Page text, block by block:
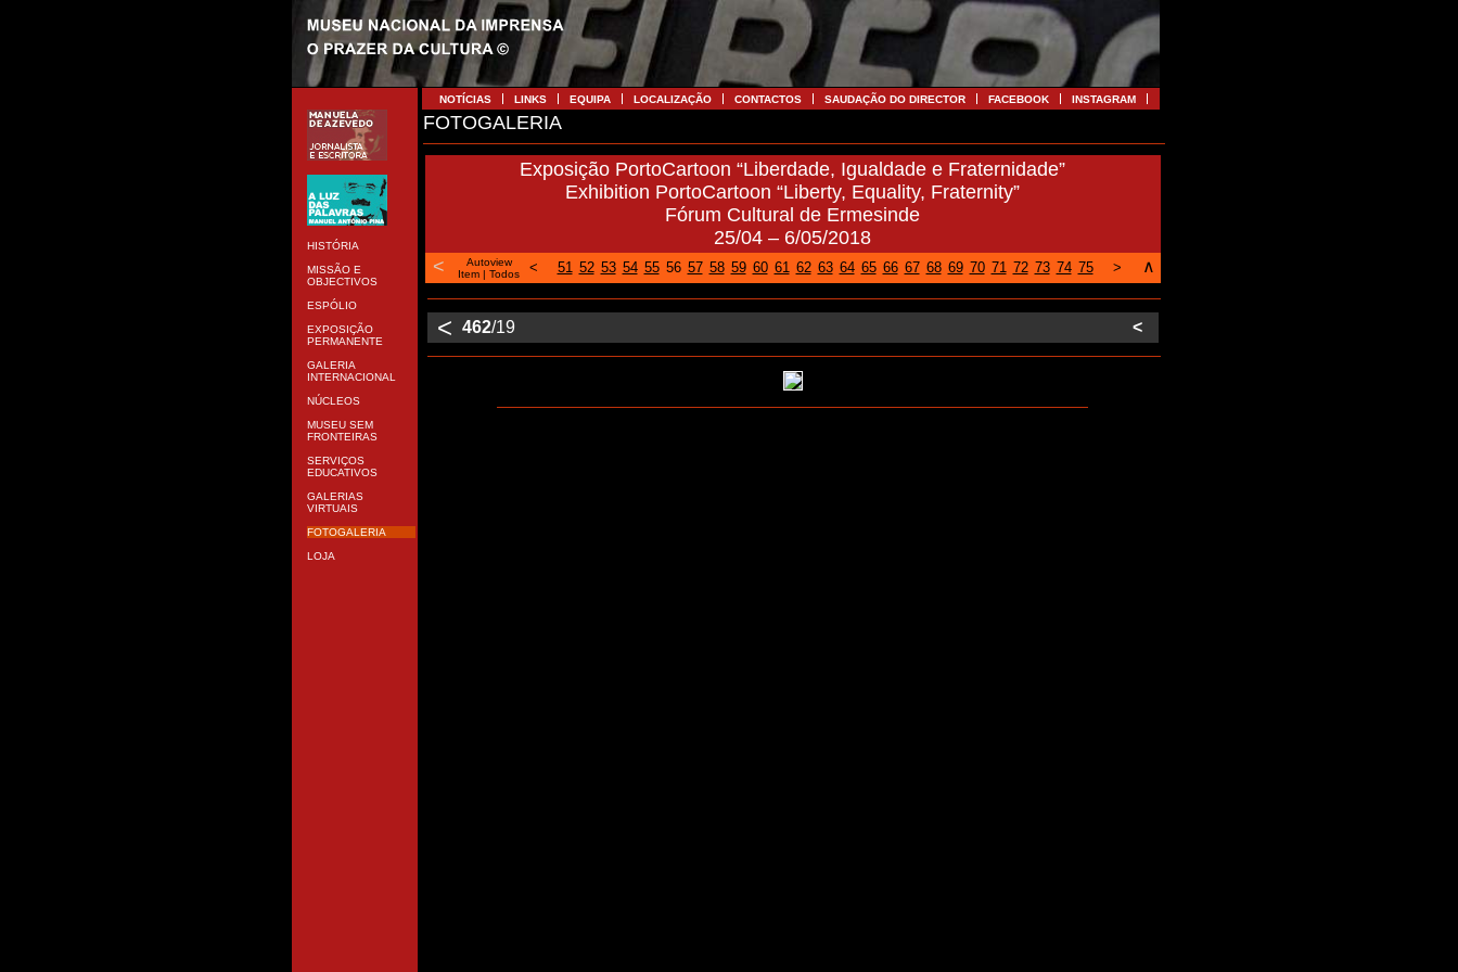
HISTÓRIA
MISSÃO E
OBJECTIVOS
ESPÓLIO
EXPOSIÇÃO
PERMANENTE
GALERIA
INTERNACIONAL
NÚCLEOS
MUSEU SEM
FRONTEIRAS
SERVIÇOS
EDUCATIVOS
GALERIAS
VIRTUAIS
FOTOGALERIA
LOJA
NOTÍCIAS LINKS EQUIPA LOCALIZAÇÃO CONTACTOS SAUDAÇÃO DO DIRECTOR FACEBOOK INSTAGRAM
FOTOGALERIA
Exposição PortoCartoon “Liberdade, Igualdade e Fraternidade”
Exhibition PortoCartoon “Liberty, Equality, Fraternity”
Fórum Cultural de Ermesinde
25/04 – 6/05/2018
<
Autoview
Item | Todos < 51 52 53 54 55 56 57 58 59 60 61 62 63 64 65 66 67 68 69 70 71 72 73 74 75 > ∧
< 462/19 <